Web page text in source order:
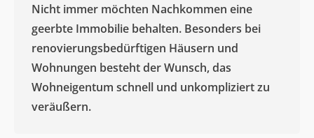
Nicht immer möchten Nachkommen eine
geerbte Immobilie behalten. Besonders bei
renovierungsbedürftigen Häusern und
Wohnungen besteht der Wunsch, das
Wohneigentum schnell und unkompliziert zu
veräußern. ​